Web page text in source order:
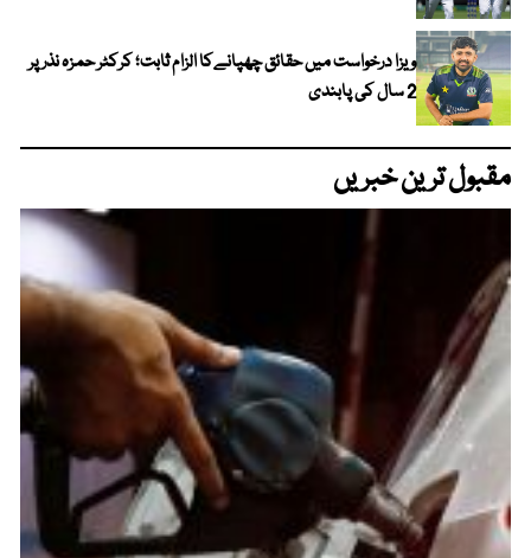
ویزا درخواست میں حقائق چھپانےکا الزام ثابت؛ کرکٹر حمزہ نذر پر
2 سال کی پابندی
مقبول ترین خبریں